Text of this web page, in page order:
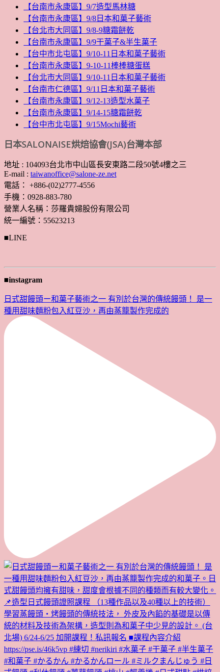
【台南市永康區】9/7造型馬林糖
【台南市永康區】9/8日本和菓子藝術
【台北市大同區】9/8-9糖霜餅乾
【台南市永康區】9/9干菓子&半生菓子
【台中市北屯區】9/10-11日本和菓子藝術
【台南市永康區】9-10-11棒棒糖蛋糕
【台北市大同區】9/10-11日本和菓子藝術
【台南市仁德區】9/11日本和菓子藝術
【台南市永康區】9/12-13造型水菓子
【台南市永康區】9/14-15糖霜餅乾
【台中市北屯區】9/15Mochi藝術
日本SALONAISE烘焙協會(JSA)台灣本部
地址 : 104093台北市中山區長安東路二段50號4樓之三
E-mail : taiwanoffice@salone-ze.net
電話： +886-(02)2777-4556
手機：0928-883-780
營業人名稱：莎羅貴婦股份有限公司
統一編號：55623213
■LINE
■instagram
日式甜饅頭ー和菓子藝術之一 有別於台灣的傳統饅頭！ 是一
種用甜味麵粉包入紅豆沙，再由蒸籠製作完成的